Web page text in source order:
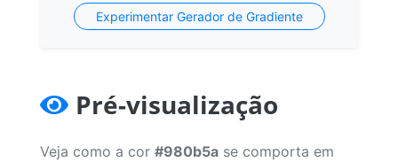
Experimentar Gerador de Gradiente
Pré-visualização
Veja como a cor #980b5a se comporta em